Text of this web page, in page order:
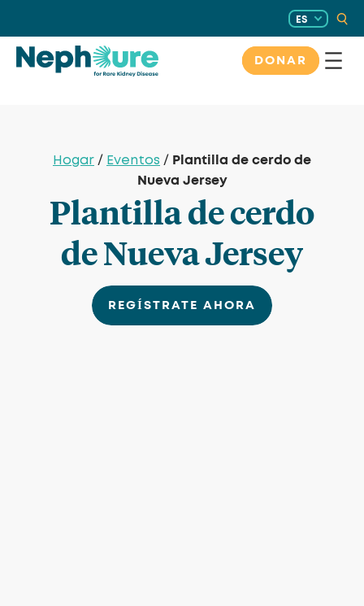
contenido
ES
DONAR
Hogar / Eventos / Plantilla de cerdo de
Nueva Jersey
Plantilla de cerdo
de Nueva Jersey
REGÍSTRATE AHORA